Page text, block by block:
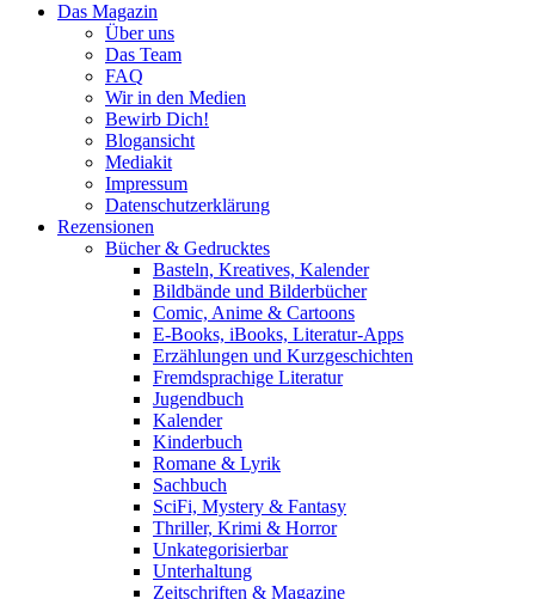
Das Magazin
Über uns
Das Team
FAQ
Wir in den Medien
Bewirb Dich!
Blogansicht
Mediakit
Impressum
Datenschutzerklärung
Rezensionen
Bücher & Gedrucktes
Basteln, Kreatives, Kalender
Bildbände und Bilderbücher
Comic, Anime & Cartoons
E-Books, iBooks, Literatur-Apps
Erzählungen und Kurzgeschichten
Fremdsprachige Literatur
Jugendbuch
Kalender
Kinderbuch
Romane & Lyrik
Sachbuch
SciFi, Mystery & Fantasy
Thriller, Krimi & Horror
Unkategorisierbar
Unterhaltung
Zeitschriften & Magazine